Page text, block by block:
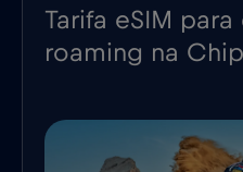
Tarifa eSIM
roaming na